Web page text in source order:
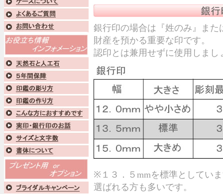
銀行印の場合は『姓のみ』ま
財産を預かる重要な印です。
認印とは兼用せずに使用しまし
※１３．５mmを標準としてい
選ばれる方も多いです。